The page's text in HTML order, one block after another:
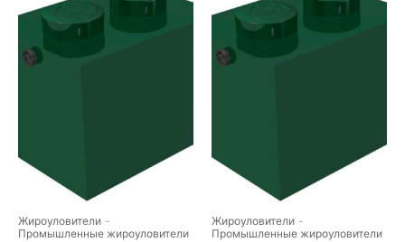
Жироуловители -
Промышленные жироуловители
Жироуловители -
Промышленные жироуловители